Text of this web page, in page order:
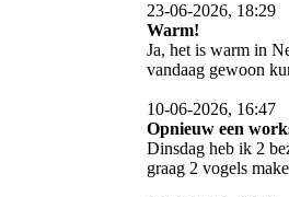
23-06-2026, 18:29
Warm!
Ja, het is warm in
vandaag gewoon
10-06-2026, 16:47
Opnieuw een
Dinsdag heb ik 2
graag 2 vogels